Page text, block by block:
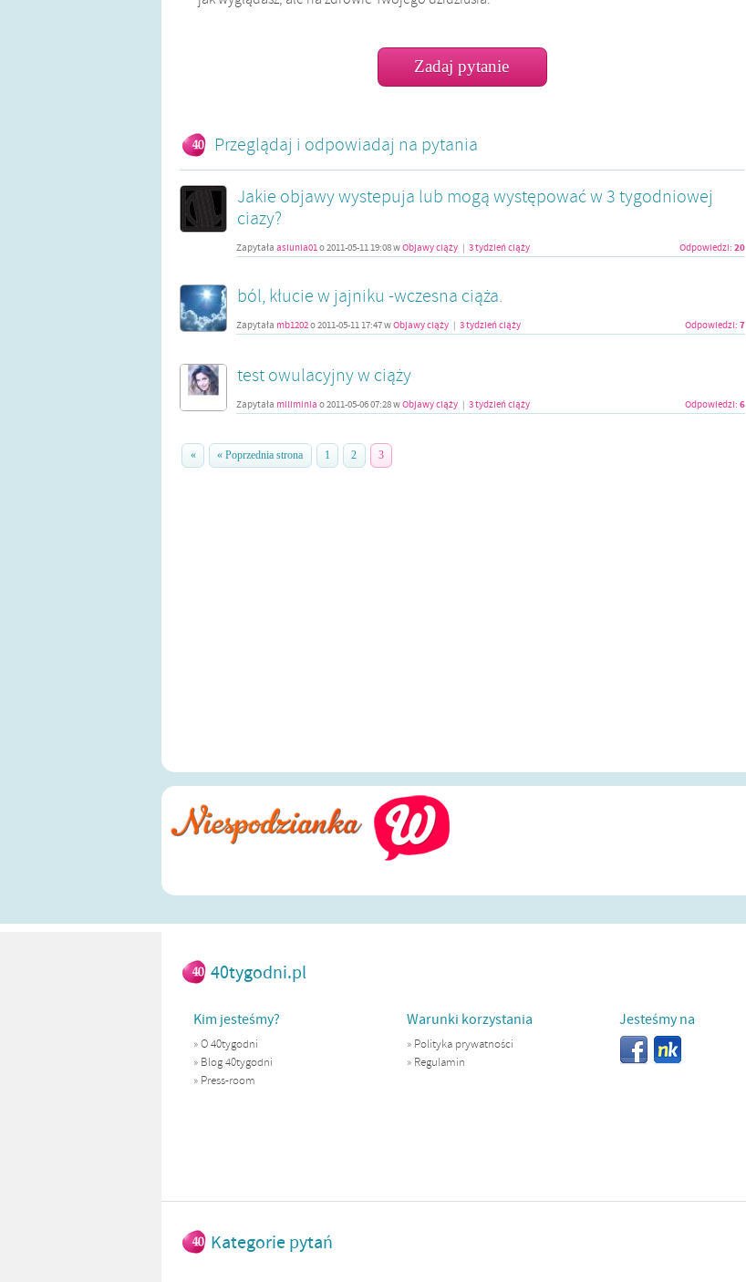
Zadaj pytanie
Przeglądaj i odpowiadaj na pytania
Jakie objawy wystepuja lub mogą występować w 3 tygodniowej
ciazy?
Zapytała asiunia01o2011-05-11 19:08wObjawy ciąży | 3 tydzień ciąży Odpowiedzi: 20
ból, kłucie w jajniku -wczesna ciąża.
Zapytała mb1202o2011-05-11 17:47wObjawy ciąży | 3 tydzień ciąży Odpowiedzi: 7
test owulacyjny w ciąży
Zapytała miliminia o2011-05-06 07:28wObjawy ciąży | 3 tydzień ciąży Odpowiedzi: 6
« « Poprzednia strona 1 2 3
40tygodni.pl
Kim jesteśmy?
»O 40tygodni
» Blog 40tygodni
» Press-room
Warunki korzystania
» Polityka prywatności
» Regulamin
Jesteśmy na
Kategorie pytań